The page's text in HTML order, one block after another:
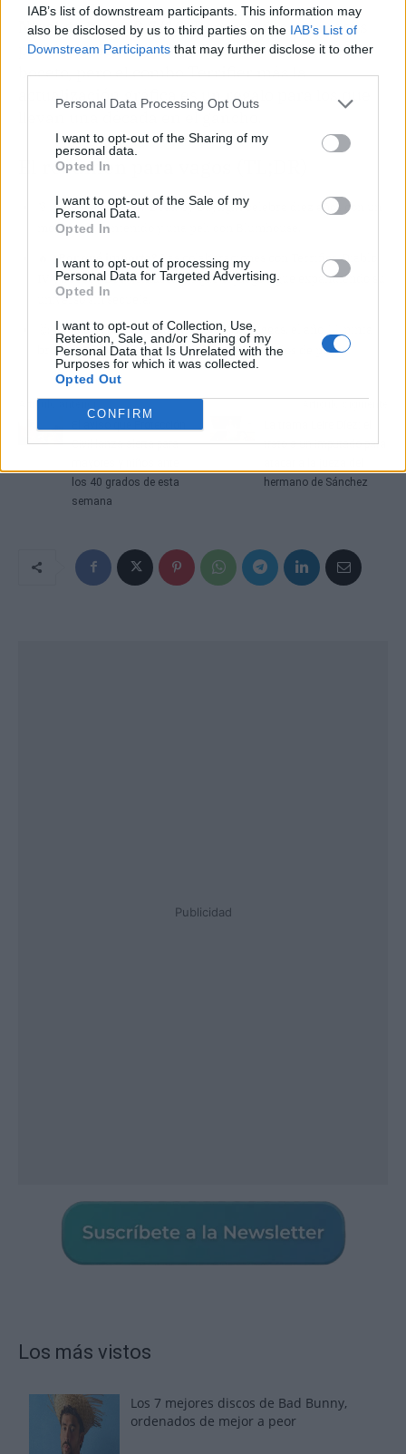
IAB’s list of downstream participants. This information may
also be disclosed by us to third parties on the IAB’s List of
Downstream Participants that may further disclose it to other
Personal Data Processing Opt Outs
I want to opt-out of the Sharing of my
personal data.
Opted In
I want to opt-out of the Sale of my
Personal Data.
Opted In
I want to opt-out of processing my
Personal Data for Targeted Advertising.
Opted In
I want to opt-out of Collection, Use,
Retention, Sale, and/or Sharing of my
Personal Data that Is Unrelated with the
Purposes for which it was collected.
Opted Out
CONFIRM
Nivel de hype: 8,5/10.Demasiadas promesas
para un solo año, y Scooby Doo aún huele a
boceto, pero el combo Terrifier más la
actualización gráfica es un regalo para los que
llevan una década en el gancho.
El resumen para vagos (TL;DR)
¿Qué ha pasado?Dead by Daylight celebra diez años con un
montón de contenido y una peli con Blumhouse.
¿Por qué importa?Las colaboraciones con Terrifier, Diablo
IV y Scooby Doo demuestran que el juego sigue expandiendo su
universo sin secuela.
¿Nos afecta o es solo un meme?Si juegas, el año 11 pinta
brutal; si no, la peli de 2027 te pondrá los pelos de punta.
Artículo anterior
Civil lanza alerta para
los 40 grados de esta
semana
trato a un imputado para
hermano de Sánchez
Publicidad
Los más vistos
Los 7 mejores discos de Bad Bunny,
ordenados de mejor a peor